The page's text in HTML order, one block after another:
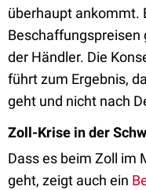
überhaupt ankommt.
Beschaffungspreisen
der Händler. Die
führt zum Ergebnis,
geht und nicht nach
Zoll-Krise in der
Dass es beim Zoll im
geht, zeigt auch ein